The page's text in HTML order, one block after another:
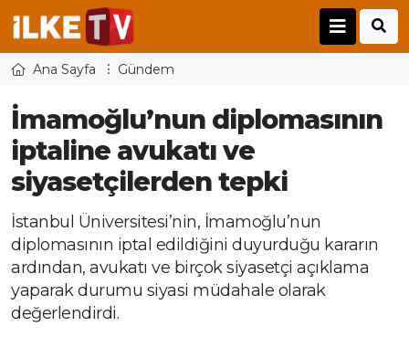
Ana Sayfa Gündem
İmamoğlu’nun diplomasının
iptaline avukatı ve
siyasetçilerden tepki
İstanbul Üniversitesi’nin, İmamoğlu’nun
diplomasının iptal edildiğini duyurduğu kararın
ardından, avukatı ve birçok siyasetçi açıklama
yaparak durumu siyasi müdahale olarak
değerlendirdi.